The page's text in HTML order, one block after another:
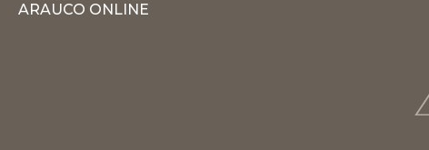
ARAUCO ONLINE